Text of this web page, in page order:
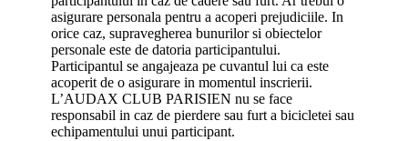
asigurare personala pentru a acoperi prejudiciile. In
orice caz, supravegherea bunurilor si obiectelor
personale este de datoria participantului.
Participantul se angajeaza pe cuvantul lui ca este
acoperit de o asigurare in momentul inscrierii.
L’AUDAX CLUB PARISIEN nu se face
responsabil in caz de pierdere sau furt a bicicletei sau
echipamentului unui participant.